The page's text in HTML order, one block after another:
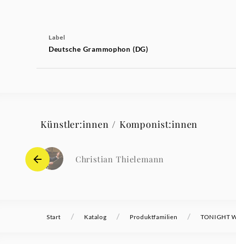
Label
Deutsche Grammophon (DG)
Künstler:innen / Komponist:innen
Christian Thielemann
Start / Katalog / Produktfamilien / TONIGHT